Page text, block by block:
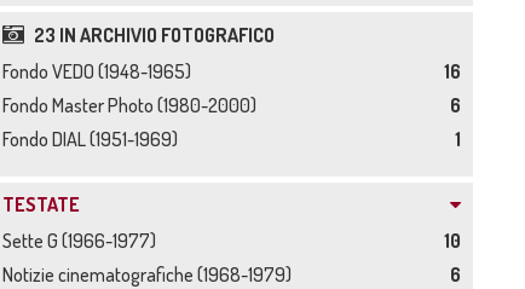
23 IN ARCHIVIO FOTOGRAFICO
Fondo VEDO (1948-1965)
16
Fondo Master Photo (1980-2000)
6
Fondo DIAL (1951-1969)
1
TESTATE
Sette G (1966-1977)
10
Notizie cinematografiche (1968-1979)
6